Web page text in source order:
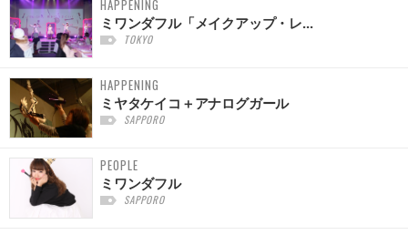
HAPPENING
ミワンダフル「メイクアップ・レ...
TOKYO
HAPPENING
ミヤタケイコ＋アナログガール
SAPPORO
PEOPLE
ミワンダフル
SAPPORO